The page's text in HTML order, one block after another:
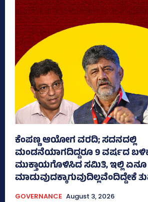
ಕೆಂಪಣ್ಣ ಆಯೋಗ ವರದಿ; ಸದನದಲ್ಲಿ
ಮಂಡನೆಯಾಗದಿದ್ದರೂ 9 ವರ್ಷದ
ಮುಕ್ತಾಯಗೊಳಿಸಿದ ಸಮಿತಿ, ಇಲ್ಲಿ ಏನೂ
ಮಾಡುವುದಕ್ಕಾಗುವುದಿಲ್ಲವೆಂದಿದ್ದೇಕೆ
GOVERNANCE August 3, 2026